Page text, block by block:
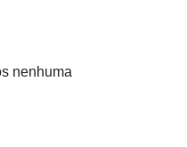
nenhuma